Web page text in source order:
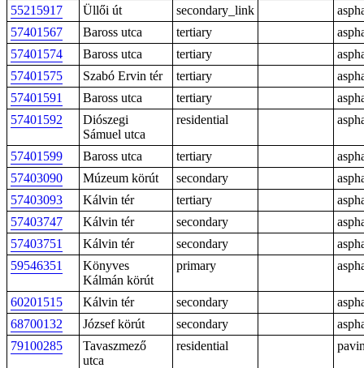
55215917
Üllői út secondary_link
57401567
Baross utca tertiary
57401574
Baross utca tertiary
57401575
Szabó Ervin tér tertiary
57401591
Baross utca tertiary
57401592
Diószegi
Sámuel utca
residential
57401599 Baross utca tertiary
57403090
Múzeum körút secondary
57403093
Kálvin tér tertiary
57403747
Kálvin tér secondary
57403751
Kálvin tér secondary
59546351
Könyves
Kálmán körút
primary
60201515 Kálvin tér secondary
68700132
József körút secondary
79100285
Tavaszmező
utca
residential